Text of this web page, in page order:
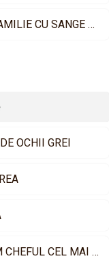
COPILUL DE AUR SI ADI DE ADI - FAMILIE CU SANGE REGAL
OCHII GREI
DJ SEBI SI JAKAB BERNAT - FACEM CHEFUL CEL MAI TARE